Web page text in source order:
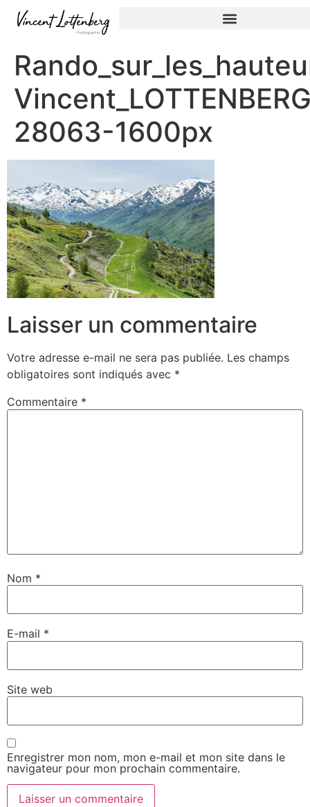
28063-1600px
Laisser un commentaire
Votre adresse e-mail ne sera pas publiée. Les champs
obligatoires sont indiqués avec *
Commentaire *
Nom *
E-mail *
Site web
Enregistrer mon nom, mon e-mail et mon site dans le
navigateur pour mon prochain commentaire.